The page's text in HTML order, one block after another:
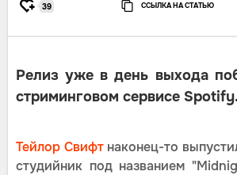
39 ССЫЛКА НА СТАТЬЮ
Релиз уже в день выхода
стриминговом сервисе Spotify.
Тейлор Свифтнаконец-то
студийник под названием